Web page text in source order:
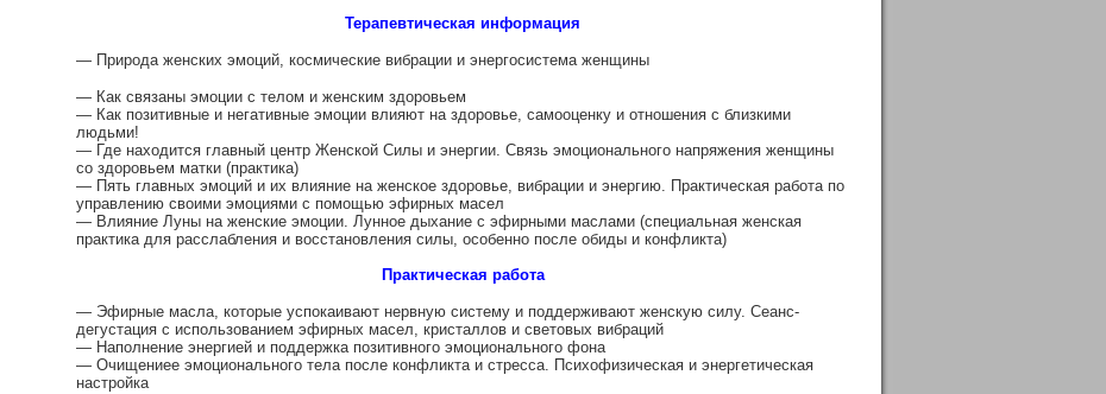
Терапевтическая информация
— Природа женских эмоций, космические вибрации и энергосистема женщины
— Как связаны эмоции с телом и женским здоровьем
— Как позитивные и негативные эмоции влияют на здоровье, самооценку и отношения с близкими
людьми!
— Где находится главный центр Женской Силы и энергии. Связь эмоционального напряжения женщины
со здоровьем матки (практика)
— Пять главных эмоций и их влияние на женское здоровье, вибрации и энергию. Практическая работа по
управлению своими эмоциями с помощью эфирных масел
— Влияние Луны на женские эмоции. Лунное дыхание с эфирными маслами (специальная женская
практика для расслабления и восстановления силы, особенно после обиды и конфликта)
Практическая работа
— Эфирные масла, которые успокаивают нервную систему и поддерживают женскую силу. Сеанс-
дегустация с использованием эфирных масел, кристаллов и световых вибраций
— Наполнение энергией и поддержка позитивного эмоционального фона
— Очищениее эмоционального тела после конфликта и стресса. Психофизическая и энергетическая
настройка